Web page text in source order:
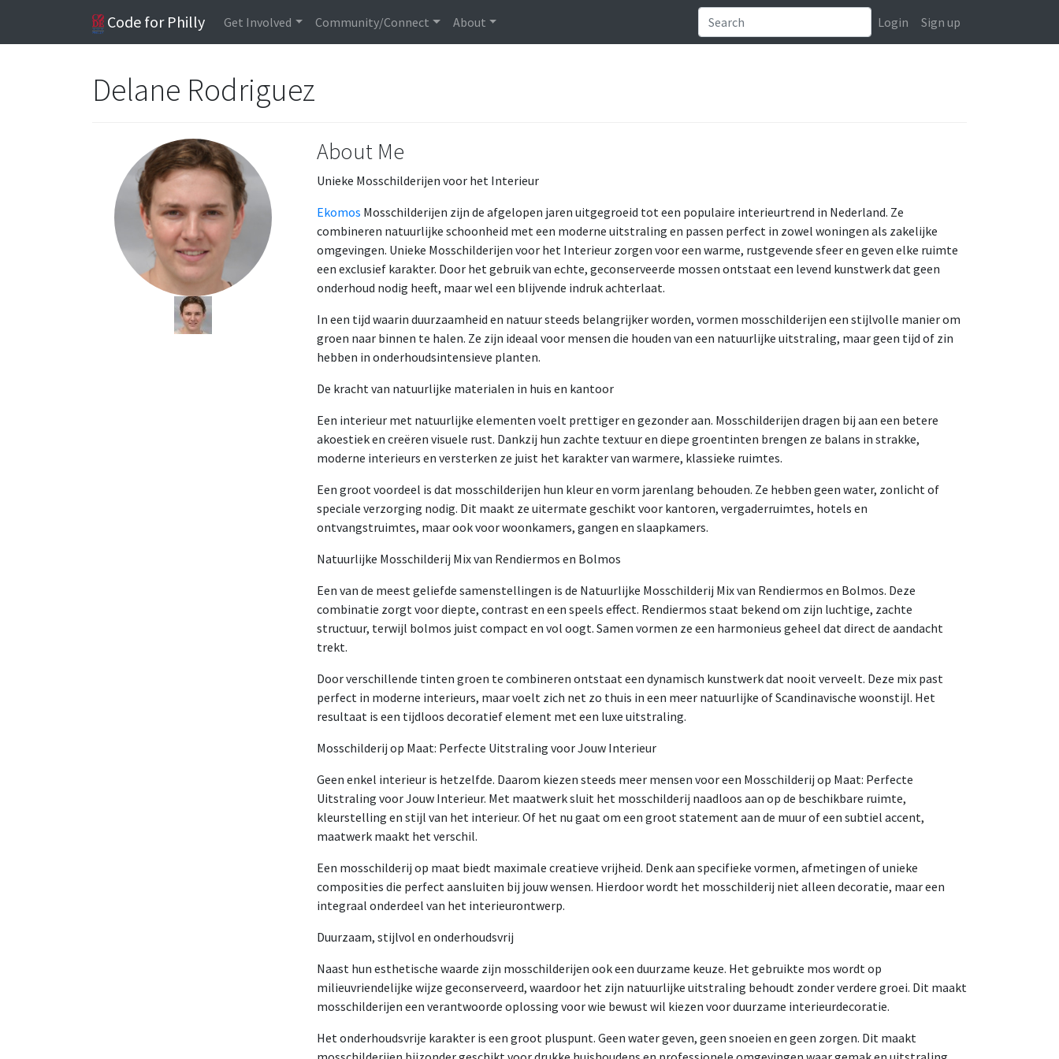
Code for Philly Get Involved Community/Connect About Login Sign up
Delane Rodriguez
About Me
Unieke Mosschilderijen voor het Interieur
Ekomos Mosschilderijen zijn de afgelopen jaren uitgegroeid tot een populaire interieurtrend in Nederland. Ze
combineren natuurlijke schoonheid met een moderne uitstraling en passen perfect in zowel woningen als zakelijke
omgevingen. Unieke Mosschilderijen voor het Interieur zorgen voor een warme, rustgevende sfeer en geven elke ruimte
een exclusief karakter. Door het gebruik van echte, geconserveerde mossen ontstaat een levend kunstwerk dat geen
onderhoud nodig heeft, maar wel een blijvende indruk achterlaat.
In een tijd waarin duurzaamheid en natuur steeds belangrijker worden, vormen mosschilderijen een stijlvolle manier om
groen naar binnen te halen. Ze zijn ideaal voor mensen die houden van een natuurlijke uitstraling, maar geen tijd of zin
hebben in onderhoudsintensieve planten.
De kracht van natuurlijke materialen in huis en kantoor
Een interieur met natuurlijke elementen voelt prettiger en gezonder aan. Mosschilderijen dragen bij aan een betere
akoestiek en creëren visuele rust. Dankzij hun zachte textuur en diepe groentinten brengen ze balans in strakke,
moderne interieurs en versterken ze juist het karakter van warmere, klassieke ruimtes.
Een groot voordeel is dat mosschilderijen hun kleur en vorm jarenlang behouden. Ze hebben geen water, zonlicht of
speciale verzorging nodig. Dit maakt ze uitermate geschikt voor kantoren, vergaderruimtes, hotels en
ontvangstruimtes, maar ook voor woonkamers, gangen en slaapkamers.
Natuurlijke Mosschilderij Mix van Rendiermos en Bolmos
Een van de meest geliefde samenstellingen is de Natuurlijke Mosschilderij Mix van Rendiermos en Bolmos. Deze
combinatie zorgt voor diepte, contrast en een speels effect. Rendiermos staat bekend om zijn luchtige, zachte
structuur, terwijl bolmos juist compact en vol oogt. Samen vormen ze een harmonieus geheel dat direct de aandacht
trekt.
Door verschillende tinten groen te combineren ontstaat een dynamisch kunstwerk dat nooit verveelt. Deze mix past
perfect in moderne interieurs, maar voelt zich net zo thuis in een meer natuurlijke of Scandinavische woonstijl. Het
resultaat is een tijdloos decoratief element met een luxe uitstraling.
Mosschilderij op Maat: Perfecte Uitstraling voor Jouw Interieur
Geen enkel interieur is hetzelfde. Daarom kiezen steeds meer mensen voor een Mosschilderij op Maat: Perfecte
Uitstraling voor Jouw Interieur. Met maatwerk sluit het mosschilderij naadloos aan op de beschikbare ruimte,
kleurstelling en stijl van het interieur. Of het nu gaat om een groot statement aan de muur of een subtiel accent,
maatwerk maakt het verschil.
Een mosschilderij op maat biedt maximale creatieve vrijheid. Denk aan specifieke vormen, afmetingen of unieke
composities die perfect aansluiten bij jouw wensen. Hierdoor wordt het mosschilderij niet alleen decoratie, maar een
integraal onderdeel van het interieurontwerp.
Duurzaam, stijlvol en onderhoudsvrij
Naast hun esthetische waarde zijn mosschilderijen ook een duurzame keuze. Het gebruikte mos wordt op
milieuvriendelijke wijze geconserveerd, waardoor het zijn natuurlijke uitstraling behoudt zonder verdere groei. Dit maakt
mosschilderijen een verantwoorde oplossing voor wie bewust wil kiezen voor duurzame interieurdecoratie.
Het onderhoudsvrije karakter is een groot pluspunt. Geen water geven, geen snoeien en geen zorgen. Dit maakt